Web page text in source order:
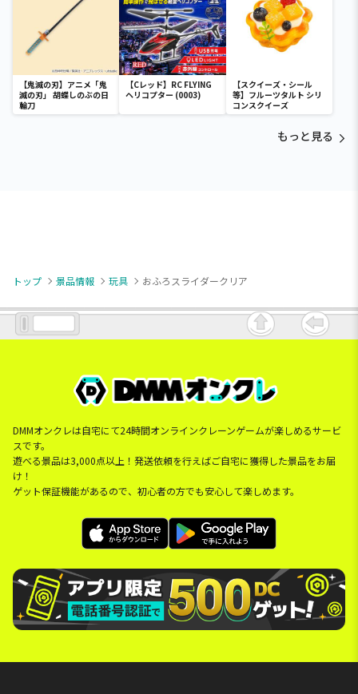
【鬼滅の刃】アニメ「鬼
滅の刃」 胡蝶しのぶの日
輪刀
【Cレッド】RC FLYING
ヘリコプター (0003)
【スクイーズ・シール
等】フルーツタルト シリ
コンスクイーズ
もっと見る
トップ 景品情報 玩具 おふろスライダークリア
DMMオンクレは自宅にて24時間オンラインクレーンゲームが楽しめるサービ
スです。
遊べる景品は3,000点以上！発送依頼を行えばご自宅に獲得した景品をお届
け！
ゲット保証機能があるので、初心者の方でも安心して楽しめます。